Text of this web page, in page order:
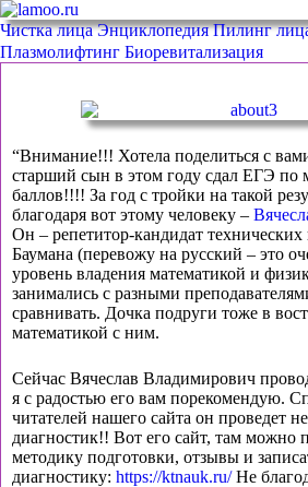
Чистка лица Энциклопедия Пилинг
Плазмолифтинг Биоревитализация
“Внимание!!! Хотела поделиться с
старший сын в этом году сдал ЕГЭ по
баллов!!!! За год с тройки на такой
благодаря вот этому человеку –
Он – репетитор-кандидат
Баумана (перевожу на русский – это
уровень владения математикой и
занимались с разными
сравнивать. Дочка подруги тоже в
математикой с ним.
Сейчас Вячеслав Владимирович
я с радостью его вам порекомендую.
читателей нашего сайта он проведет
диагностик!! Вот его сайт, там можно
методику подготовки, отзывы и
диагностику: https://ktnauk.ru/Не